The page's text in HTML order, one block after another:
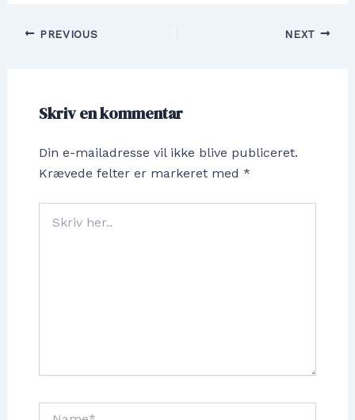
Post
PREVIOUS NEXT
Skriv en kommentar
Din e-mailadresse vil ikke blive publiceret.
Krævede felter er markeret med *
her..